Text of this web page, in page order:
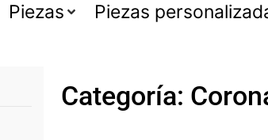
Piezas Piezas
Categoría: